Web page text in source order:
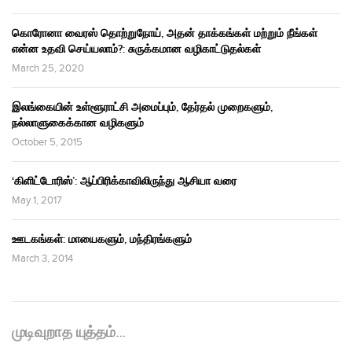
கொரோனா வைரஸ் தொற்றுநோய், அதன் தாக்கங்கள் மற்றும் நீங்கள்
என்ன உதவி செய்யலாம்?: சுருக்கமான வழிகாட்டுதல்கள்
March 25, 2020
இலங்கையின் உள்ளூராட்சி அமைப்பும், தேர்தல் முறைகளும்,
நல்லாளுகைக்கான வழிகளும்
October 5, 2015
‘கிளிட்டோரிஸ்’: ஆப்பிரிக்காவிலிருந்து ஆசியா வரை
May 1, 2017
ஊடகங்கள்: மாயைகளும், மந்திரங்களும்
March 3, 2014
முடிவுறாத யுத்தம்…